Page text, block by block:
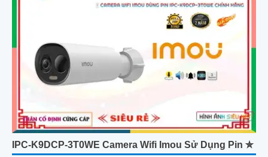
IPC-K9DCP-3T0WE Camera Wifi Imou Sử Dụng Pin ✮